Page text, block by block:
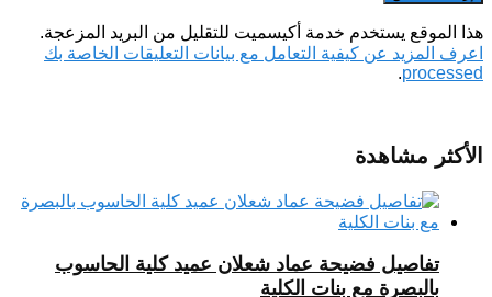
هذا الموقع يستخدم خدمة أكيسميت للتقليل من البريد المزعجة.
اعرف المزيد عن كيفية التعامل مع بيانات التعليقات الخاصة بك
processed
.
الأكثر مشاهدة
تفاصيل فضيحة عماد شعلان عميد كلية الحاسوب
بالبصرة مع بنات الكلية